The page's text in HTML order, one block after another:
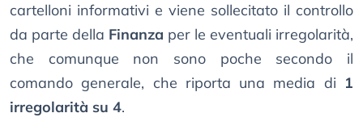
cartelloni informativi e viene sollecitato il controllo
da parte della Finanza per le eventuali irregolarità,
che comunque non sono poche secondo il
comando generale, che riporta una media di 1
irregolarità su 4.